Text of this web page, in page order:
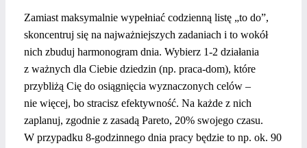
Zamiast maksymalnie wypełniać codzienną listę „to do”,
skoncentruj się na najważniejszych zadaniach i to wokół
nich zbuduj harmonogram dnia. Wybierz 1-2 działania
z ważnych dla Ciebie dziedzin (np. praca-dom), które
przybliżą Cię do osiągnięcia wyznaczonych celów –
nie więcej, bo stracisz efektywność. Na każde z nich
zaplanuj, zgodnie z zasadą Pareto, 20% swojego czasu.
W przypadku 8-godzinnego dnia pracy będzie to np. ok. 90